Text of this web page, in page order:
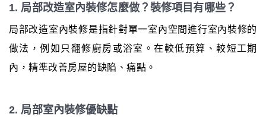
1. 局部改造室內裝修怎麼做？裝修項目有哪些？
局部改造室內裝修是指針對單一室內空間進行室內裝修的
做法，例如只翻修廚房或浴室。在較低預算、較短工期
內，精準改善房屋的缺陷、痛點。
2. 局部室內裝修優缺點